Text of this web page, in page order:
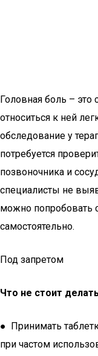
Головная боль – это
относиться к ней
обследование у
потребуется
позвоночника и
специалисты не
можно попробовать
самостоятельно.
Под запретом
Что не стоит
● Принимать
при частом